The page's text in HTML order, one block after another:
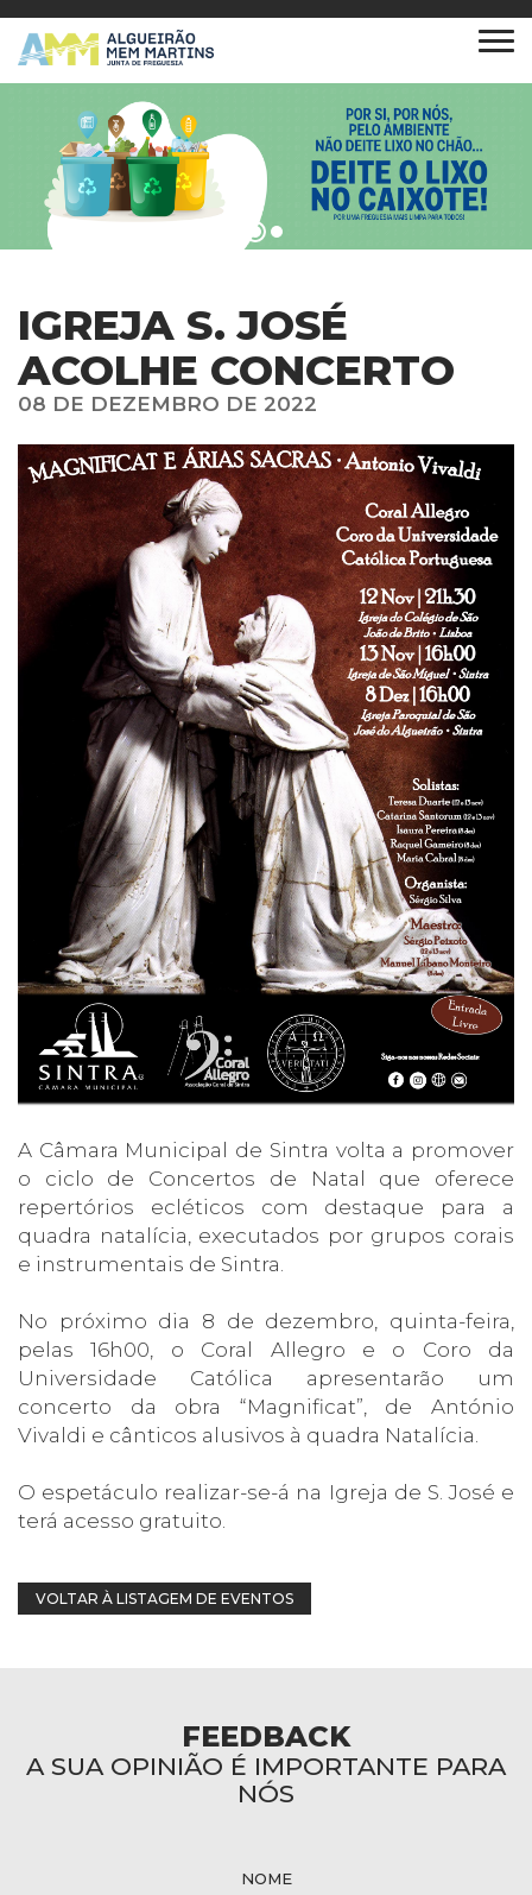
IGREJA S. JOSÉ
ACOLHE CONCERTO
08 DE DEZEMBRO DE 2022
A Câmara Municipal de Sintra volta a promover
o ciclo de Concertos de Natal que oferece
repertórios ecléticos com destaque para a
quadra natalícia, executados por grupos corais
e instrumentais de Sintra.
No próximo dia 8 de dezembro, quinta-feira,
pelas 16h00, o Coral Allegro e o Coro da
Universidade Católica apresentarão um
concerto da obra “Magnificat”, de António
Vivaldi e cânticos alusivos à quadra Natalícia.
O espetáculo realizar-se-á na Igreja de S. José e
terá acesso gratuito.
VOLTAR À LISTAGEM DE EVENTOS
FEEDBACK
A SUA OPINIÃO É IMPORTANTE PARA
NÓS
NOME